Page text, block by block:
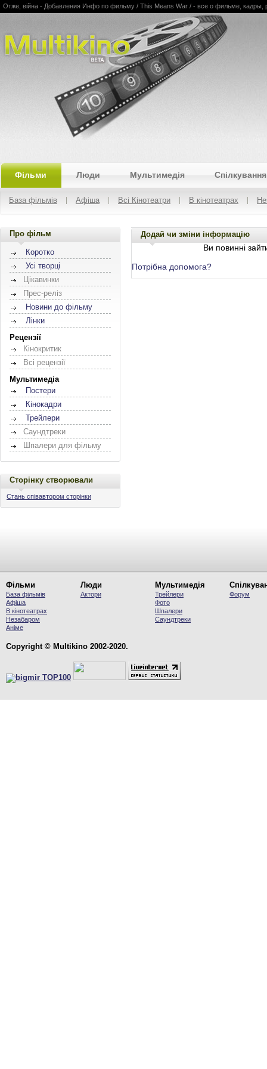
Multikino
Отже, війна - Добавления Инфо по фильму / This Means War / - все о фильме, кадры,
Фільми Люди Мультимедія Спілкування
База фільмів Афіша Всі Кінотеатри В кінотеатрах
Про фільм
Коротко
Усі творці
Цікавинки
Прес-реліз
Новини до фільму
Лінки
Рецензії
Кінокритик
Всі рецензії
Мультимедіа
Постери
Кінокадри
Трейлери
Саундтреки
Шпалери для фільму
Сторінку створювали
Стань співавтором сторінки
Додай чи зміни інформацію
Ви повинні
Потрібна допомога?
Фільми
База фільмів
Афіша
В кінотеатрах
Незабаром
Аніме
Люди
Актори
Мультимедія
Трейлери
Фото
Шпалери
Саундтреки
Форум
Copyright © Multikino 2002-2020.